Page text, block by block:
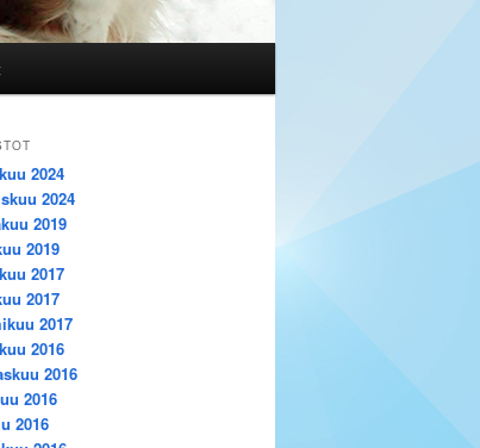
2024
2024
2019
2019
2017
2017
2017
2016
2016
2016
2016